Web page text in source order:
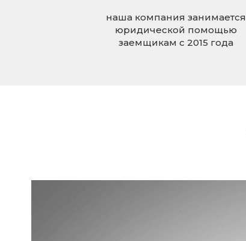
наша компания занимается
юридической помощью
заемщикам с 2015 года